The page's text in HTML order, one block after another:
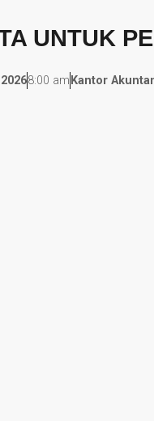
UNTUK
8:00 am Kantor